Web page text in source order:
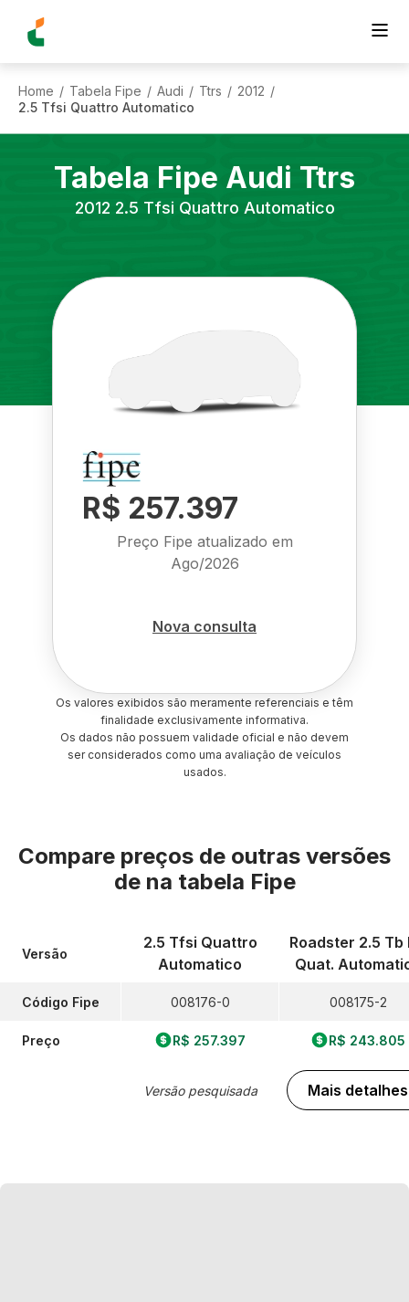
Home / Tabela Fipe / Audi / Ttrs / 2012 /
2.5 Tfsi Quattro Automatico
Tabela Fipe Audi Ttrs
2012 2.5 Tfsi Quattro Automatico
R$ 257.397
Preço Fipe atualizado em
Ago/2026
Nova consulta
Os valores exibidos são meramente referenciais e têm
finalidade exclusivamente informativa.
Os dados não possuem validade oficial e não devem
ser considerados como uma avaliação de veículos
usados.
Compare preços de outras versões
de na tabela Fipe
Versão
Código Fipe
Preço
2.5 Tfsi Quattro
Automatico
008176-0
R$ 257.397
Versão pesquisada
Roadster 2.5 Tb
Quat.
008175-2
R$ 243.805
Mais detalhes